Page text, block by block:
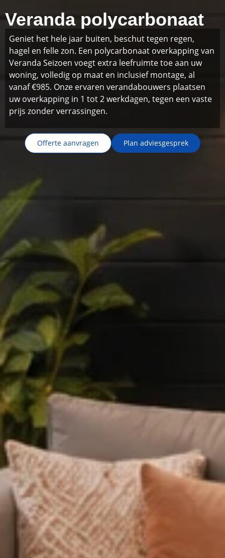
Veranda polycarbonaat
Geniet het hele jaar buiten, beschut tegen regen,
hagel en felle zon. Een polycarbonaat overkapping van
Veranda Seizoen voegt extra leefruimte toe aan uw
woning, volledig op maat en inclusief montage, al
vanaf €985. Onze ervaren verandabouwers plaatsen
uw overkapping in 1 tot 2 werkdagen, tegen een vaste
prijs zonder verrassingen.
Offerte aanvragen Plan adviesgesprek